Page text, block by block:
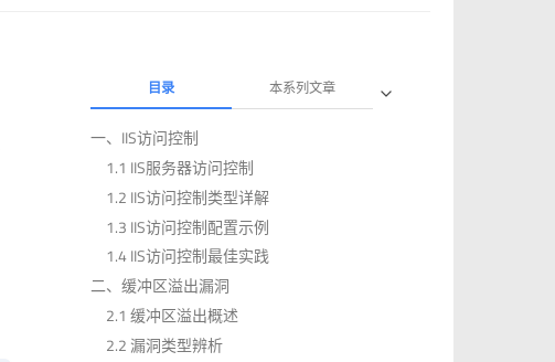
目录 本系列文章
一、IIS访问控制
1.1 IIS服务器访问控制
1.2 IIS访问控制类型详解
1.3 IIS访问控制配置示例
1.4 IIS访问控制最佳实践
二、缓冲区溢出漏洞
2.1 缓冲区溢出概述
2.2 漏洞类型辨析